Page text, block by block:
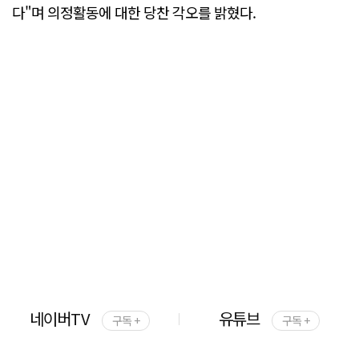
다"며 의정활동에 대한 당찬 각오를 밝혔다.
네이버TV 구독 + 유튜브 구독 +